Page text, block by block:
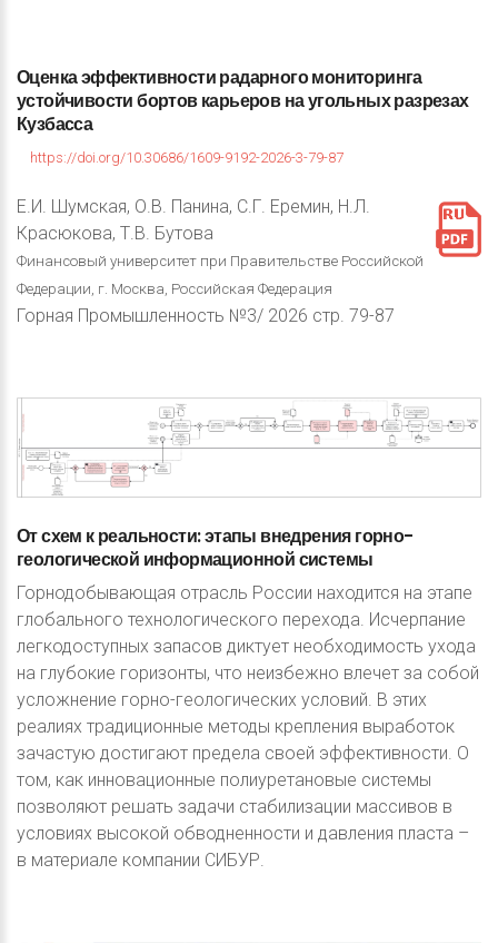
Оценкаэффективностирадарногомониторинга
устойчивостибортовкарьеров наугольныхразрезах
Кузбасса
https://doi.org/10.30686/1609-9192-2026-3-79-87
Е.И. Шумская, О.В. Панина, С.Г. Еремин, Н.Л.
Красюкова, Т.В. Бутова
Финансовый университет при Правительстве Российской
Федерации, г. Москва, Российская Федерация
Горная Промышленность №3/ 2026 стр. 79-87
Отсхем креальности:этапы внедрениягорно-
геологической информационнойсистемы
Горнодобывающая отрасль России находится на этапе
глобального технологического перехода. Исчерпание
легкодоступных запасов диктует необходимость ухода
на глубокие горизонты, что неизбежно влечет за собой
усложнение горно-геологических условий. В этих
реалиях традиционные методы крепления выработок
зачастую достигают предела своей эффективности. О
том, как инновационные полиуретановые системы
позволяют решать задачи стабилизации массивов в
условиях высокой обводненности и давления пласта –
в материале компании СИБУР.